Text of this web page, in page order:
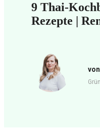
9 Thai-
Rezepte |